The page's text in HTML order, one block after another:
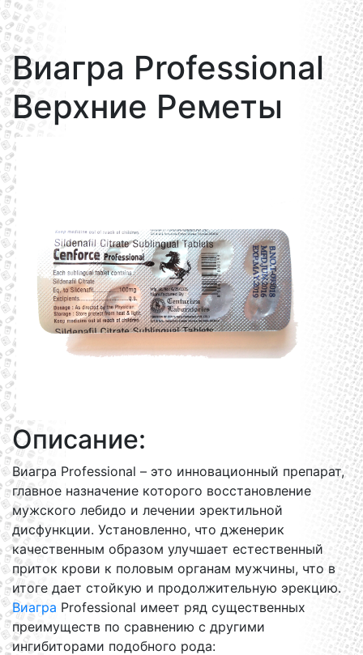
Виагра Professional
Верхние Реметы
Описание:
Виагра Professional – это инновационный препарат,
главное назначение которого восстановление
мужского лебидо и лечении эректильной
дисфункции. Установленно, что дженерик
качественным образом улучшает естественный
приток крови к половым органам мужчины, что в
итоге дает стойкую и продолжительную эрекцию.
Виагра Professional имеет ряд существенных
преимуществ по сравнению с другими
ингибиторами подобного рода: